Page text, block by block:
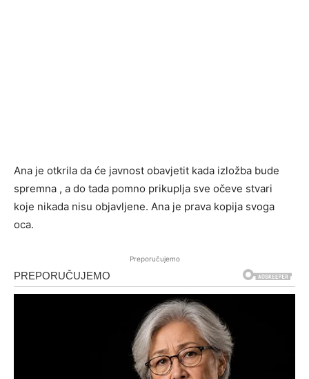
Ana je otkrila da će javnost obavjetit kada izložba bude
spremna , a do tada pomno prikuplja sve očeve stvari
koje nikada nisu objavljene. Ana je prava kopija svoga
oca.
Preporučujemo